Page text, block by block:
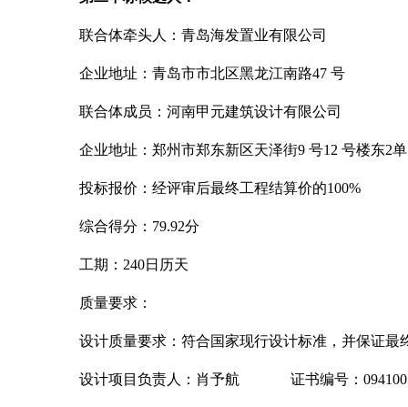
联合体牵头人：青岛海发置业有限公司
企业地址：青岛市市北区黑龙江南路47 号
联合体成员：河南甲元建筑设计有限公司
企业地址：郑州市郑东新区天泽街9 号12 号楼东2
投标报价：经评审后最终工程结算价的100%
综合得分： 79.92分
工期： 240日历天
质量要求：
设计质量要求：符合国家现行设计标准，并保证最
设计项目负责人：肖予航 证书编号：